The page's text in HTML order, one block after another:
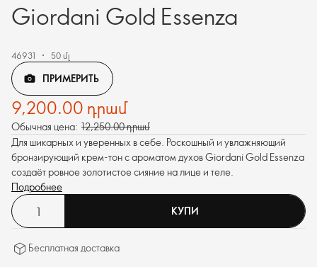
Giordani Gold Essenza
46931 50 մլ
ПРИМЕРИТЬ
9,200.00 դրամ
Обычная цена: 12,250.00 դրամ
Для шикарных и уверенных в себе. Роскошный и увлажняющий
бронзирующий крем-тон с ароматом духов Giordani Gold Essenza
создаёт ровное золотистое сияние на лице и теле.
Подробнее
КУПИ
Бесплатная доставка